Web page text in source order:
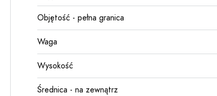
Objętość - pełna granica
Waga
Wysokość
Średnica - na zewnątrz